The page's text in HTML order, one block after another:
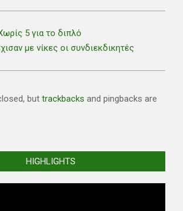
5 για το διπλό
με νίκες οι συνδιεκδικητές
but trackbacks and pingbacks are
HIGHLIGHTS